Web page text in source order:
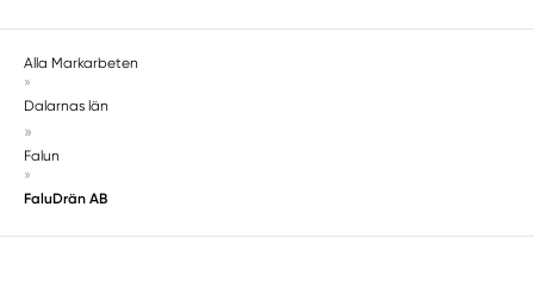
Alla Markarbeten
»
Dalarnas län
»
Falun
»
FaluDrän AB